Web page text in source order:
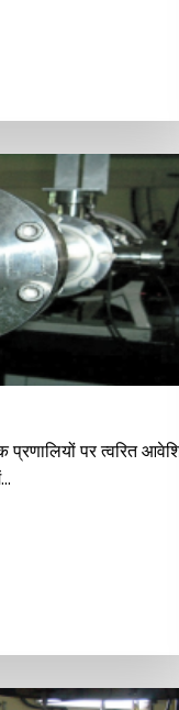
प्रणालियों पर त्वरित